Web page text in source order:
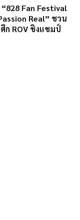
Fan Festival
Real” ชวน
ก ROV ชิงแชมป์